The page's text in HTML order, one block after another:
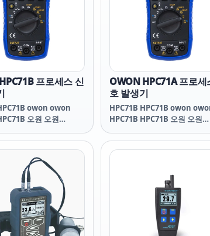
프로세스 신
owon owon
오원 오원
HPC71A 오원 오원
HPC71owon
HPC71 오원 오원
OWON HPC71A 프로세
호 발생기
HPC71B HPC71B owon
HPC71B HPC71B 오원 오원
owon HPC71A HPC71A 오원
HPC71A HPC71 HPC71owon